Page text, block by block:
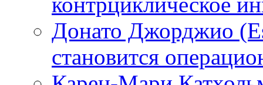
Донато Джорджио
становится